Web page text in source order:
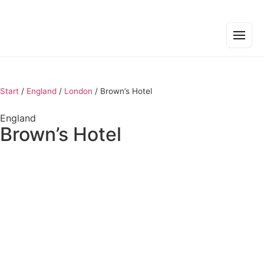
Start / England / London / Brown’s Hotel
England
Brown’s Hotel